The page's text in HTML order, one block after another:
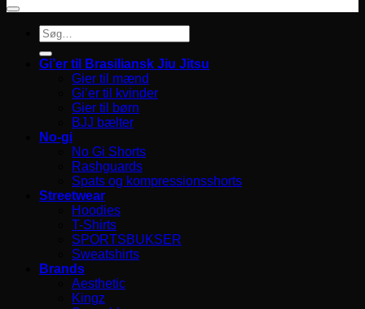
Søg
efter:
Gi’er til Brasiliansk Jiu Jitsu
Gier til mænd
Gi’er til kvinder
Gier til børn
BJJ bælter
No-gi
No Gi Shorts
Rashguards
Spats og kompressionsshorts
Streetwear
Hoodies
T-Shirts
SPORTSBUKSER
Sweatshirts
Brands
Aesthetic
Kingz